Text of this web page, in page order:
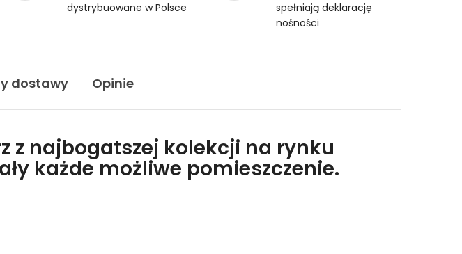
dystrybuowane w Polsce
spełniają deklarację
nośności
dostawy Opinie
z najbogatszej kolekcji na rynku
każde możliwe pomieszczenie.